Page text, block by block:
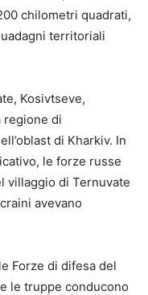
chilometri quadrati,
territoriali
Kosivtseve,
regione di
di Kharkiv. In
le forze russe
villaggio di Ternuvate
avevano
Forze di difesa del
le truppe conducono